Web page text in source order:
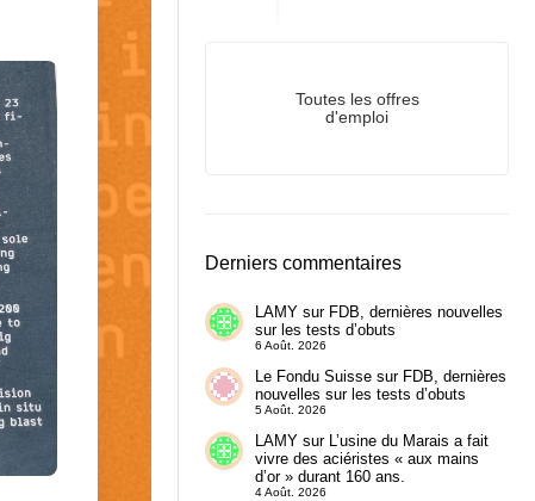
Toutes les offres
d'emploi
Derniers commentaires
LAMYsur FDB, dernières nouvelles
sur les tests d’obuts
6 Août. 2026
Le Fondu Suissesur FDB, dernières
nouvelles sur les tests d’obuts
5 Août. 2026
LAMYsur L’usine du Marais a fait
vivre des aciéristes « aux mains
d’or » durant 160 ans.
4 Août. 2026